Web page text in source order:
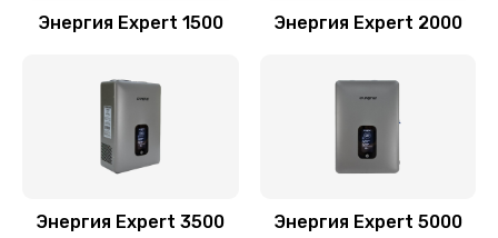
Энергия Expert 1500 Энергия Expert 2000
Энергия Expert 3500 Энергия Expert 5000